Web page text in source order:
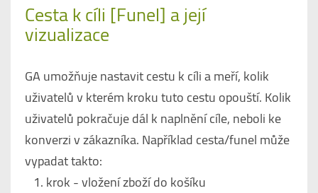
Cesta k cíli [Funel] a její
vizualizace
GA umožňuje nastavit cestu k cíli a meří, kolik
uživatelů v kterém kroku tuto cestu opouští. Kolik
uživatelů pokračuje dál k naplnění cíle, neboli ke
konverzi v zákazníka. Například cesta/funel může
vypadat takto:
1. krok - vložení zboží do košíku